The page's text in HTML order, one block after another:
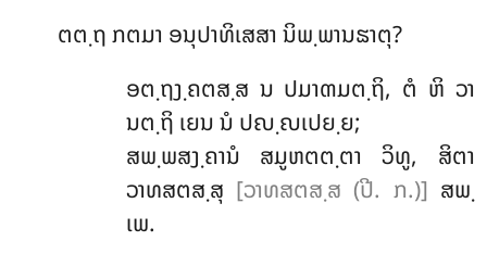
ຕຕ຺ຖ ກຕມາ ອນຸປາທິເສສາ ນິພ຺ພານຘາຕຸ?
ອຕ຺ຖງ຺ຄຕສ຺ສ ນ ປມາຓມຕ຺ຖິ, ຕໍ ຫິ ວາ
ນຕ຺ຖິ ເຍນ ນໍ ປຎ຺ຎເປຍ຺ຍ;
ສພ຺ພສງ຺ຄານໍ ສມູຫຕຕ຺ຕາ ວິທູ, ສິຕາ
ວາທສຕສ຺ສຸ [ວາທສຕສ຺ສ (ປີ. ກ.)] ສພ຺
ເພ.